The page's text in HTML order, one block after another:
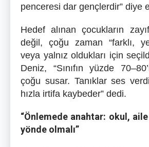
penceresi dar gençlerdir” diye
Hedef alınan çocukların
değil, çoğu zaman “farklı,
veya yalnız oldukları için
Deniz, “Sınıfın yüzde
çoğu susar. Tanıklar ses
hızla irtifa kaybeder” dedi.
“Önlemede anahtar: okul,
yönde olmalı”